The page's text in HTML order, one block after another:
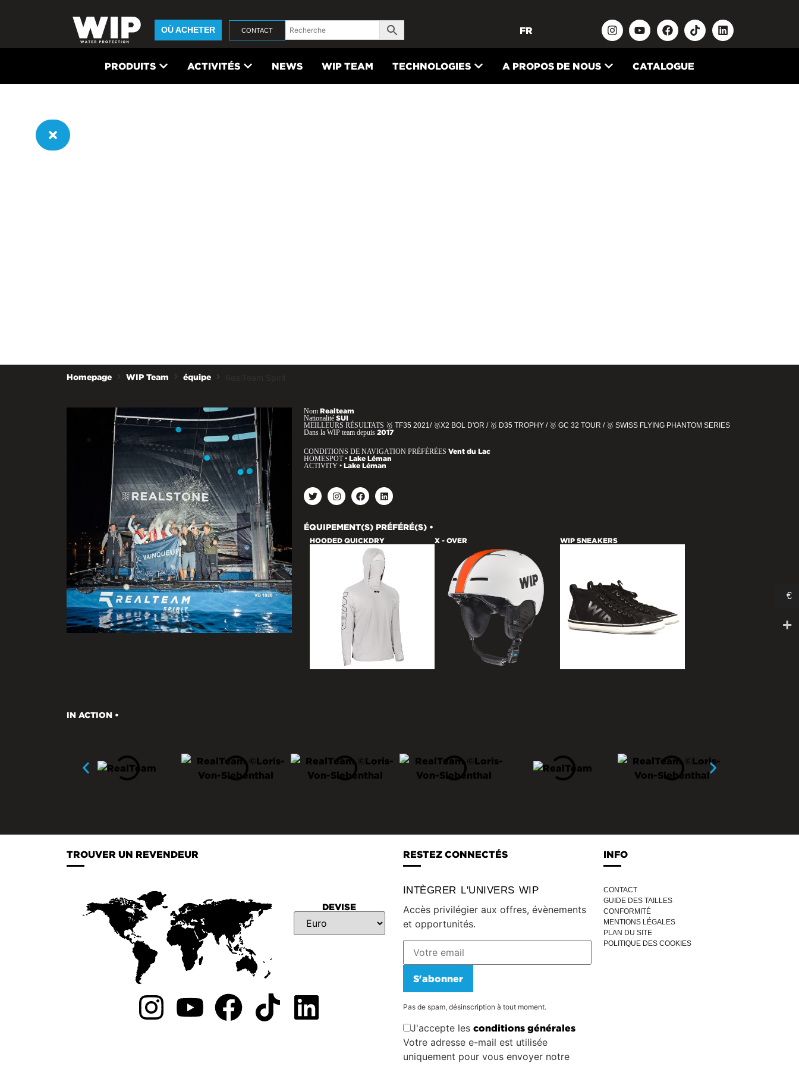
OÙ ACHETER CONTACT FR
PRODUITS ACTIVITÉS NEWS WIP TEAM TECHNOLOGIES A PROPOS DE NOUS CATALOGUE
Homepage WIP Team équipe
Nom Realteam
Nationalité SUI
MEILLEURS RÉSULTATS 🥇 TF35 2021/ 🥇X2 BOL D'OR / 🥇 D35 TROPHY / 🥇 GC 32 TOUR / 🥇 SWISS FLYING PHANTOM SERIES
Dans la WIP team depuis 2017
CONDITIONS DE NAVIGATION PRÉFÉRÉES Vent du Lac
HOMESPOT • Lake Léman
ACTIVITY • Lake Léman
ÉQUIPEMENT(S) PRÉFÉRÉ(S) •
HOODED QUICKDRY X - OVER WIP SNEAKERS
IN ACTION •
TROUVER UN REVENDEUR
DEVISE
RESTEZ CONNECTÉS
INTÈGRER L'UNIVERS WIP
Accès privilégier aux offres, évènements
et opportunités.
S'abonner
Pas de spam, désinscription à tout moment.
J'accepte les conditions générales
Votre adresse e-mail est utilisée
uniquement pour vous envoyer notre
INFO
CONTACT
GUIDE DES TAILLES
CONFORMITÉ
MENTIONS LÉGALES
PLAN DU SITE
POLITIQUE DES COOKIES
€